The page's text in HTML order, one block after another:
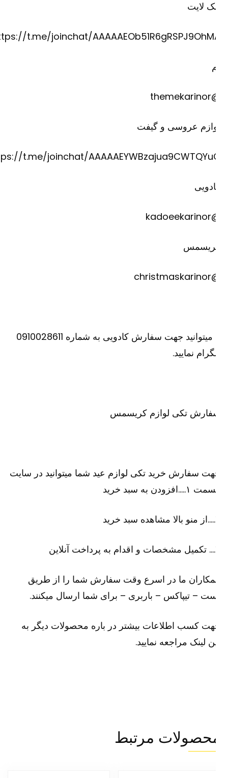
لایت
https://t.me/joinchat/
عروسی و گیفت
https://t.me/joinchat/
یا میتوانید جهت سفارش کادویی به شماره 0910028611
نمایید.
تکی لوازم کریسمس
سفارش خرید تکی لوازم عید شما میتوانید در سایت
به سبد خرید
ما در اسرع وقت سفارش شما را از طریق
– تیپاکس – باربری – برای شما ارسال میکنند.
کسب اطلاعات بیشتر در باره محصولات دیگر به
لینک مراجعه نمایید.
مرتبط